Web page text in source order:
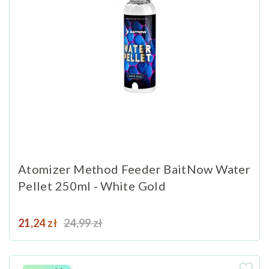
Atomizer Method Feeder BaitNow Water
Pellet 250ml - White Gold
Cena
21,24 zł Cena podstawowa
24,99 zł